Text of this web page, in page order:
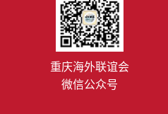
重庆海外联谊会
微信公众号